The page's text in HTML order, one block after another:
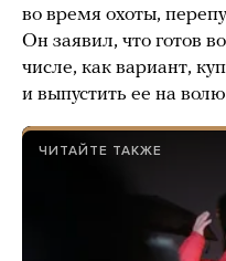
во время охоты,
Он заявил, что готов
числе, как вариант,
и выпустить ее на
ЧИТАЙТЕ ТАКЖЕ